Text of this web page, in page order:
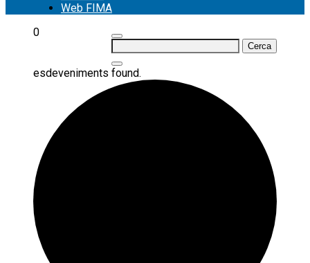
Web FIMA
Cerca:
0
esdeveniments found.